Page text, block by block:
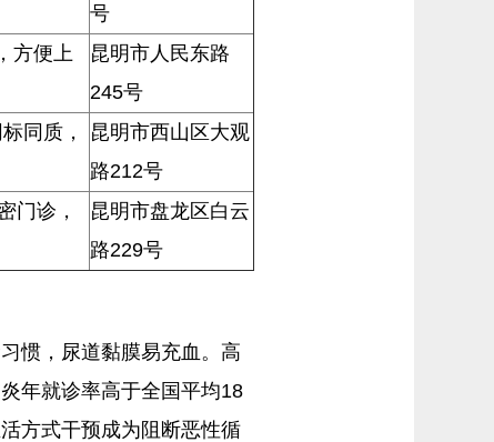
号
方便上
昆明市人民东路
245号
同质，
昆明市西山区大观
路212号
门诊，
昆明市盘龙区白云
路229号
惯，尿道黏膜易充血。高
年就诊率高于全国平均18
方式干预成为阻断恶性循